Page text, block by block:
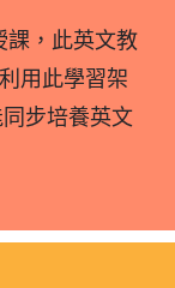
課，此英文教
用此學習架
步培養英文